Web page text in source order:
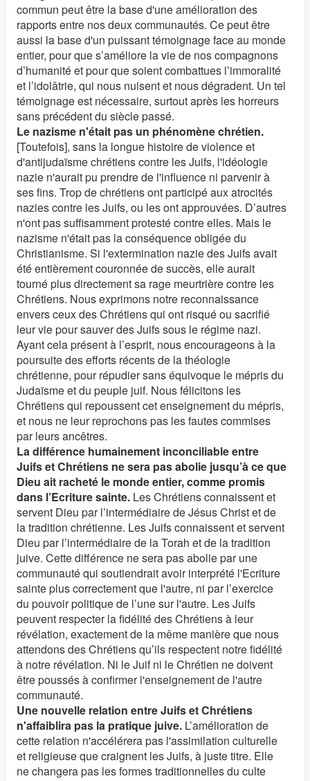
commun peut être la base d'une amélioration des
rapports entre nos deux communautés. Ce peut être
aussi la base d'un puissant témoignage face au monde
entier, pour que s’améliore la vie de nos compagnons
d’humanité et pour que soient combattues l’immoralité
et l’idolâtrie, qui nous nuisent et nous dégradent. Un tel
témoignage est nécessaire, surtout après les horreurs
sans précédent du siècle passé.
Le nazisme n'était pas un phénomène chrétien.
[Toutefois], sans la longue histoire de violence et
d'antijudaïsme chrétiens contre les Juifs, l'idéologie
nazie n'aurait pu prendre de l'influence ni parvenir à
ses fins. Trop de chrétiens ont participé aux atrocités
nazies contre les Juifs, ou les ont approuvées. D’autres
n'ont pas suffisamment protesté contre elles. Mais le
nazisme n'était pas la conséquence obligée du
Christianisme. Si l'extermination nazie des Juifs avait
été entièrement couronnée de succès, elle aurait
tourné plus directement sa rage meurtrière contre les
Chrétiens. Nous exprimons notre reconnaissance
envers ceux des Chrétiens qui ont risqué ou sacrifié
leur vie pour sauver des Juifs sous le régime nazi.
Ayant cela présent à l’esprit, nous encourageons à la
poursuite des efforts récents de la théologie
chrétienne, pour répudier sans équivoque le mépris du
Judaïsme et du peuple juif. Nous félicitons les
Chrétiens qui repoussent cet enseignement du mépris,
et nous ne leur reprochons pas les fautes commises
par leurs ancêtres.
La différence humainement inconciliable entre
Juifs et Chrétiens ne sera pas abolie jusqu’à ce que
Dieu ait racheté le monde entier, comme promis
dans l’Ecriture sainte. Les Chrétiens connaissent et
servent Dieu par l’intermédiaire de Jésus Christ et de
la tradition chrétienne. Les Juifs connaissent et servent
Dieu par l’intermédiaire de la Torah et de la tradition
juive. Cette différence ne sera pas abolie par une
communauté qui soutiendrait avoir interprété l'Ecriture
sainte plus correctement que l'autre, ni par l’exercice
du pouvoir politique de l’une sur l'autre. Les Juifs
peuvent respecter la fidélité des Chrétiens à leur
révélation, exactement de la même manière que nous
attendons des Chrétiens qu’ils respectent notre fidélité
à notre révélation. Ni le Juif ni le Chrétien ne doivent
être poussés à confirmer l'enseignement de l'autre
communauté.
Une nouvelle relation entre Juifs et Chrétiens
n'affaiblira pas la pratique juive. L’amélioration de
cette relation n'accélérera pas l'assimilation culturelle
et religieuse que craignent les Juifs, à juste titre. Elle
ne changera pas les formes traditionnelles du culte